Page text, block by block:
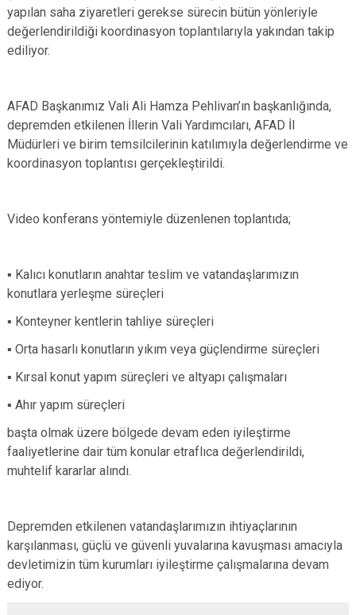
yapılan saha ziyaretleri gerekse sürecin bütün yönleriyle
değerlendirildiği koordinasyon toplantılarıyla yakından takip
ediliyor.
AFAD Başkanımız Vali Ali Hamza Pehlivan’ın başkanlığında,
depremden etkilenen İllerin Vali Yardımcıları, AFAD İl
Müdürleri ve birim temsilcilerinin katılımıyla değerlendirme ve
koordinasyon toplantısı gerçekleştirildi.
Video konferans yöntemiyle düzenlenen toplantıda;
▪️ Kalıcı konutların anahtar teslim ve vatandaşlarımızın
konutlara yerleşme süreçleri
▪️ Konteyner kentlerin tahliye süreçleri
▪️ Orta hasarlı konutların yıkım veya güçlendirme süreçleri
▪️ Kırsal konut yapım süreçleri ve altyapı çalışmaları
▪️ Ahır yapım süreçleri
başta olmak üzere bölgede devam eden iyileştirme
faaliyetlerine dair tüm konular etraflıca değerlendirildi,
muhtelif kararlar alındı.
Depremden etkilenen vatandaşlarımızın ihtiyaçlarının
karşılanması, güçlü ve güvenli yuvalarına kavuşması amacıyla
devletimizin tüm kurumları iyileştirme çalışmalarına devam
ediyor.